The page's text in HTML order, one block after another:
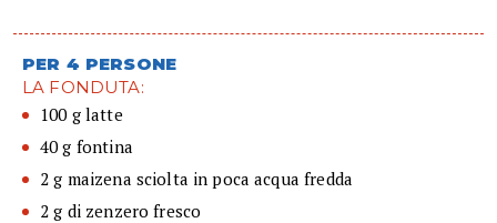
PER 4 PERSONE
LA FONDUTA:
100 g latte
40 g fontina
2 g maizena sciolta in poca acqua fredda
2 g di zenzero fresco